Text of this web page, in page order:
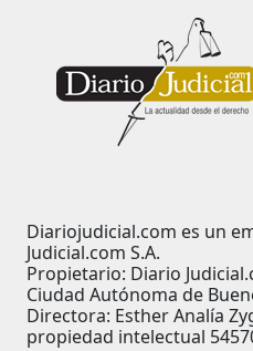
Diariojudicial.com es un
Judicial.com S.A.
Propietario: Diario
Ciudad Autónoma de
Directora: Esther Analía
propiedad intelectual